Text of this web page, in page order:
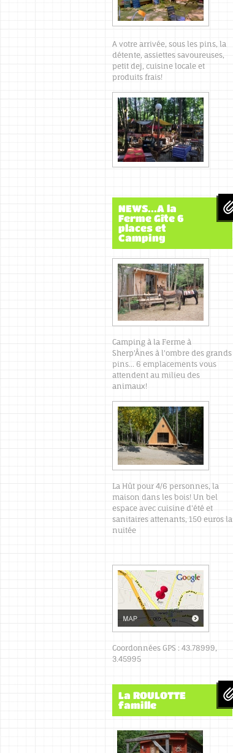
A votre arrivée, sous les pins, la
détente, assiettes savoureuses,
petit dej, cuisine locale et
produits frais!
NEWS...A la
Ferme Gîte 6
places et
Camping
Camping à la Ferme à
Sherp'Ânes à l'ombre des grands
pins... 6 emplacements vous
attendent au milieu des
animaux!
La Hût pour 4/6 personnes, la
maison dans les bois! Un bel
espace avec cuisine d'été et
sanitaires attenants, 150 euros la
nuitée
Coordonnées GPS : 43.78999,
3.45995
La ROULOTTE
famille